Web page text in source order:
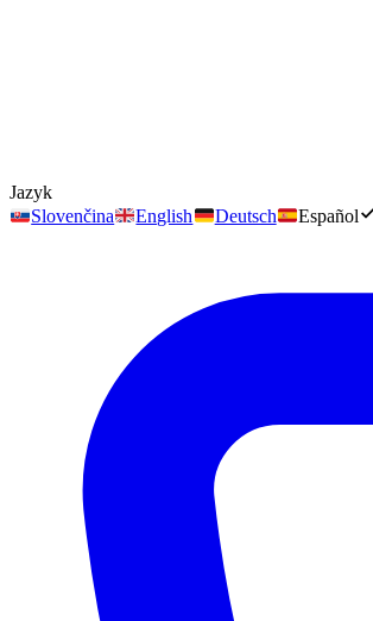
Jazyk
Slovenčina
English Deutsch Español